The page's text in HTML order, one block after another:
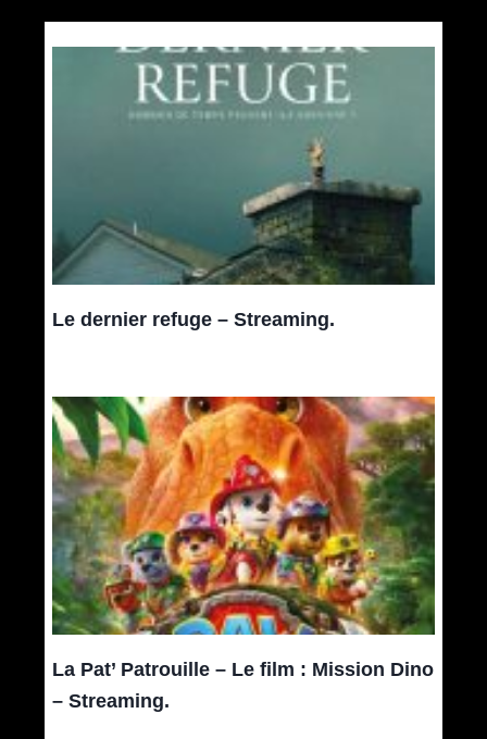
Le dernier refuge – Streaming.
La Pat’ Patrouille – Le film : Mission Dino
– Streaming.